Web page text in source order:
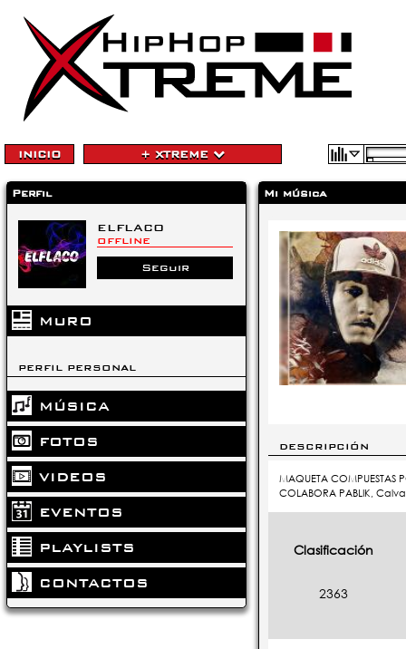
INICIO + XTREME
Perfil
ELFLACO
OFFLINE
Seguir
MURO
PERFIL PERSONAL
MÚSICA
FOTOS
VIDEOS
EVENTOS
PLAYLISTS
CONTACTOS
Mi música
DESCRIPCIÓN
MAQUETA COMPUESTAS
COLABORA PABLIK,
Clasificación
2363